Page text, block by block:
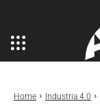
Home Industria 4.0